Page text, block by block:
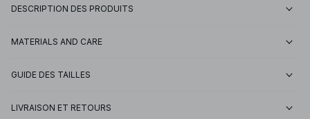
DESCRIPTION DES PRODUITS
MATERIALS AND CARE
GUIDE DES TAILLES
LIVRAISON ET RETOURS